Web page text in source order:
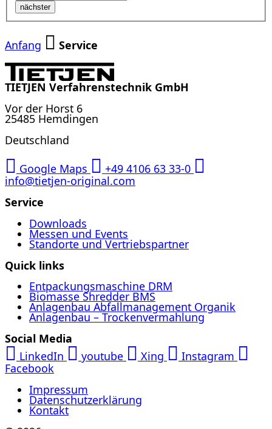
nächster
Anfang Service
TIETJEN Verfahrenstechnik GmbH
Vor der Horst 6
25485 Hemdingen
Deutschland
Google Maps
+49 4106 63 33-0
info@tietjen-original.com
Service
Downloads
Messen und Events
Standorte und Vertriebspartner
Quick links
Entpackungsmaschine DRM
Biomasse Shredder BMS
Anlagenbau Abfallmanagement Organik
Anlagenbau – Trockenvermahlung
Social Media
LinkedIn
youtube Xing
Instagram
Facebook
Impressum
Datenschutzerklärung
Kontakt